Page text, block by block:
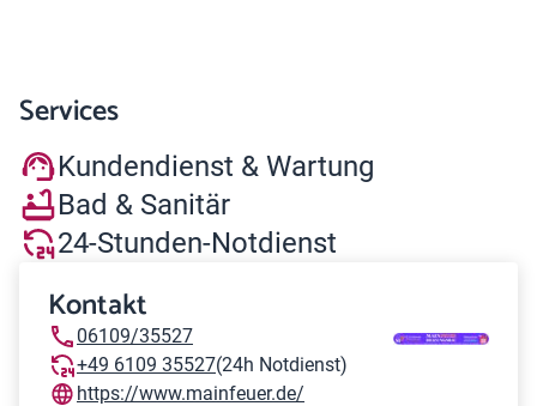
Services
Kundendienst & Wartung
Bad & Sanitär
24-Stunden-Notdienst
Kontakt
06109/35527
+49 6109 35527(24h Notdienst)
https://www.mainfeuer.de/